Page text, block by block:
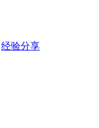
经验分享